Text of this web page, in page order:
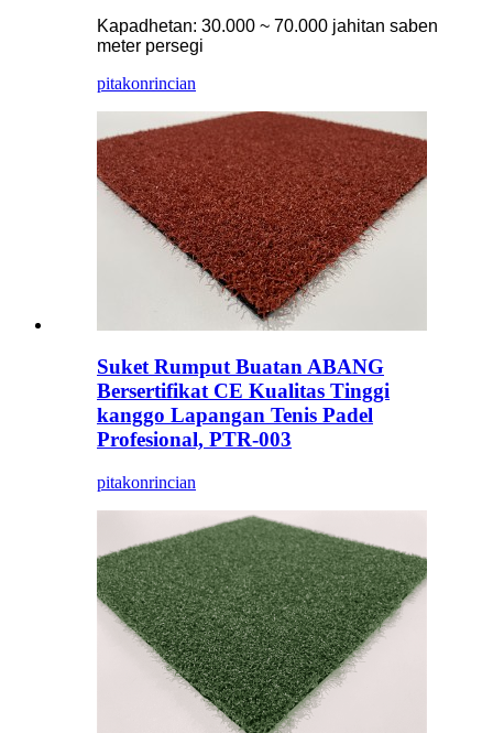
Kapadhetan: 30.000 ~ 70.000 jahitan saben
meter persegi
pitakonrincian
Suket Rumput Buatan ABANG
Bersertifikat CE Kualitas Tinggi
kanggo Lapangan Tenis Padel
Profesional, PTR-003
pitakonrincian